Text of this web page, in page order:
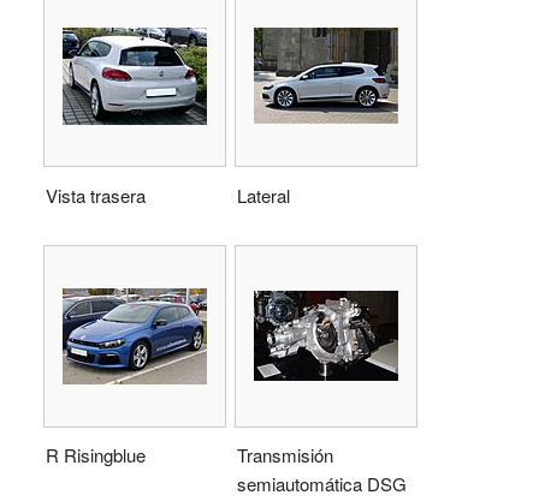
Vista trasera Lateral
R Risingblue
Transmisión
semiautomática DSG